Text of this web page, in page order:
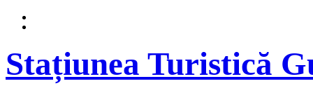
Stațiunea Turistică